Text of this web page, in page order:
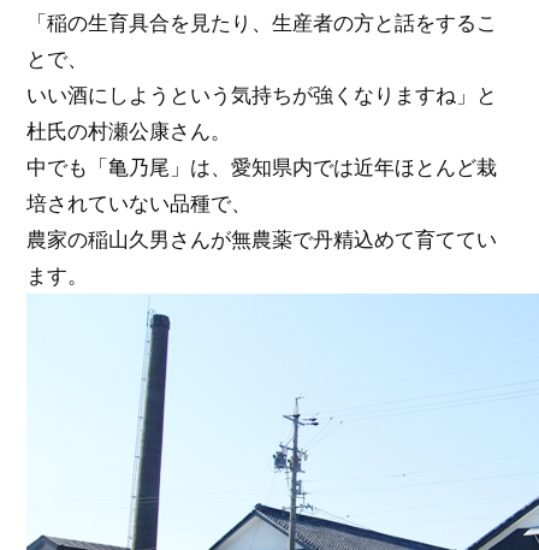
「稲の生育具合を見たり、生産者の方と話をするこ
とで、
いい酒にしようという気持ちが強くなりますね」と
杜氏の村瀬公康さん。
中でも「亀乃尾」は、愛知県内では近年ほとんど栽
培されていない品種で、
農家の稲山久男さんが無農薬で丹精込めて育ててい
ます。